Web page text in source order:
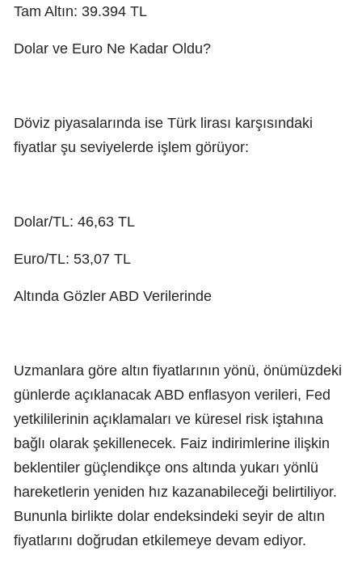
Tam Altın: 39.394 TL
Dolar ve Euro Ne Kadar Oldu?
Döviz piyasalarında ise Türk lirası karşısındaki
fiyatlar şu seviyelerde işlem görüyor:
Dolar/TL: 46,63 TL
Euro/TL: 53,07 TL
Altında Gözler ABD Verilerinde
Uzmanlara göre altın fiyatlarının yönü, önümüzdeki
günlerde açıklanacak ABD enflasyon verileri, Fed
yetkililerinin açıklamaları ve küresel risk iştahına
bağlı olarak şekillenecek. Faiz indirimlerine ilişkin
beklentiler güçlendikçe ons altında yukarı yönlü
hareketlerin yeniden hız kazanabileceği belirtiliyor.
Bununla birlikte dolar endeksindeki seyir de altın
fiyatlarını doğrudan etkilemeye devam ediyor.